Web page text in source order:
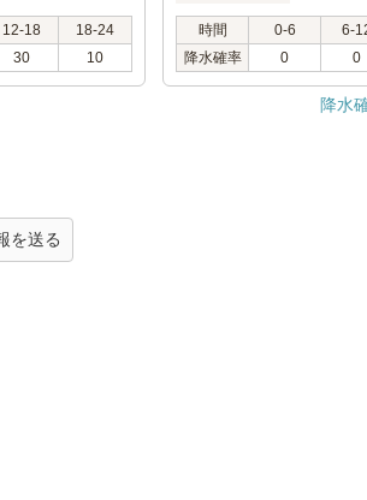
12-18
18-24
30 10
時間 0-6 6-
降水確率
0 0
降水
を送る